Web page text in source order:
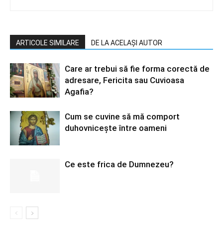
ARTICOLE SIMILARE DE LA ACELAȘI AUTOR
Care ar trebui să fie forma corectă de
adresare, Fericita sau Cuvioasa
Agafia?
Cum se cuvine să mă comport
duhovniceşte între oameni
Ce este frica de Dumnezeu?